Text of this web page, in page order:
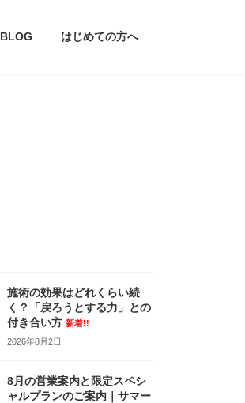
BLOG はじめての方へ
施術の効果はどれくらい続
く？「戻ろうとする力」との
付き合い方 新着!!
2026年8月2日
8月の営業案内と限定スペシ
ャルプランのご案内｜サマー